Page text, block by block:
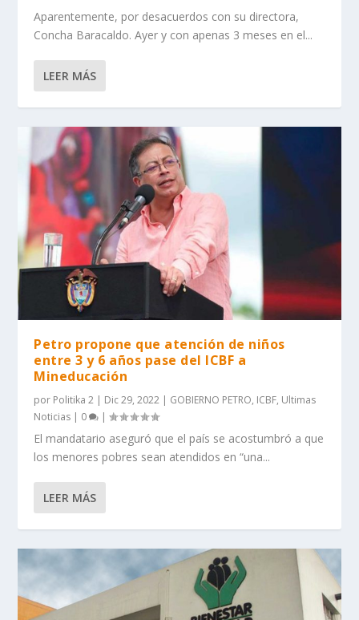
Aparentemente, por desacuerdos con su directora,
Concha Baracaldo. Ayer y con apenas 3 meses en el...
LEER MÁS
Petro propone que atención de niños
entre 3 y 6 años pase del ICBF a
Mineducación
por Politika 2 | Dic 29, 2022 | GOBIERNO PETRO, ICBF, Ultimas
Noticias | 0 |
El mandatario aseguró que el país se acostumbró a que
los menores pobres sean atendidos en “una...
LEER MÁS